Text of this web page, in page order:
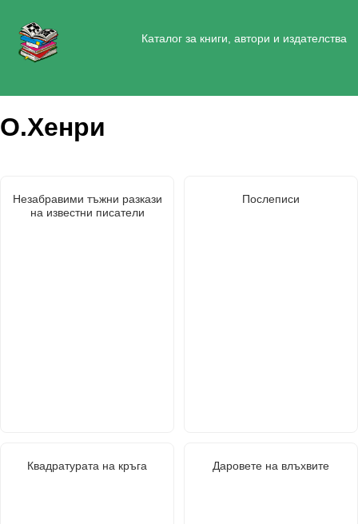
Каталог за книги, автори и издателства
О.Хенри
Незабравими тъжни разкази
на известни писатели
Послеписи
Квадратурата на кръга Даровете на влъхвите